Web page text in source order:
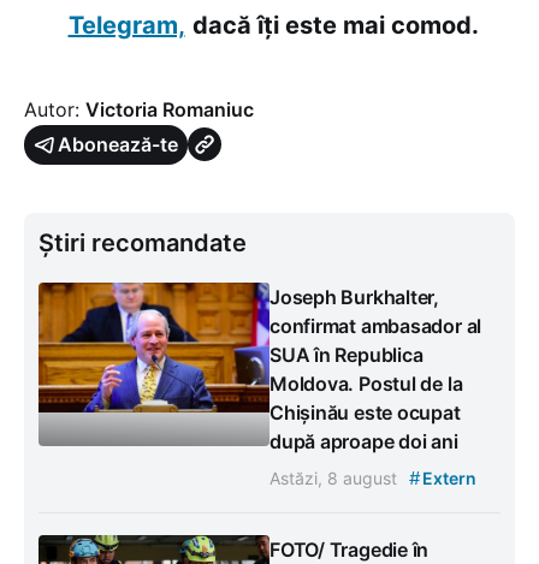
Telegram, dacă îți este mai comod.
Autor: Victoria Romaniuc
Abonează-te
Știri recomandate
Joseph Burkhalter,
confirmat ambasador al
SUA în Republica
Moldova. Postul de la
Chișinău este ocupat
după aproape doi ani
Astăzi, 8 august #Extern
FOTO/ Tragedie în